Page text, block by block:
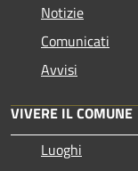
Notizie
Comunicati
Avvisi
VIVERE IL COMUNE
Luoghi